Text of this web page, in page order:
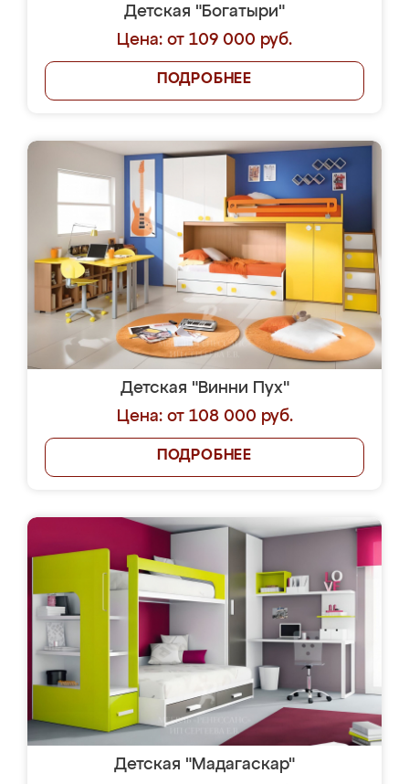
Детская "Богатыри"
Цена: от 109 000 руб.
ПОДРОБНЕЕ
Детская "Винни Пух"
Цена: от 108 000 руб.
ПОДРОБНЕЕ
Детская "Мадагаскар"